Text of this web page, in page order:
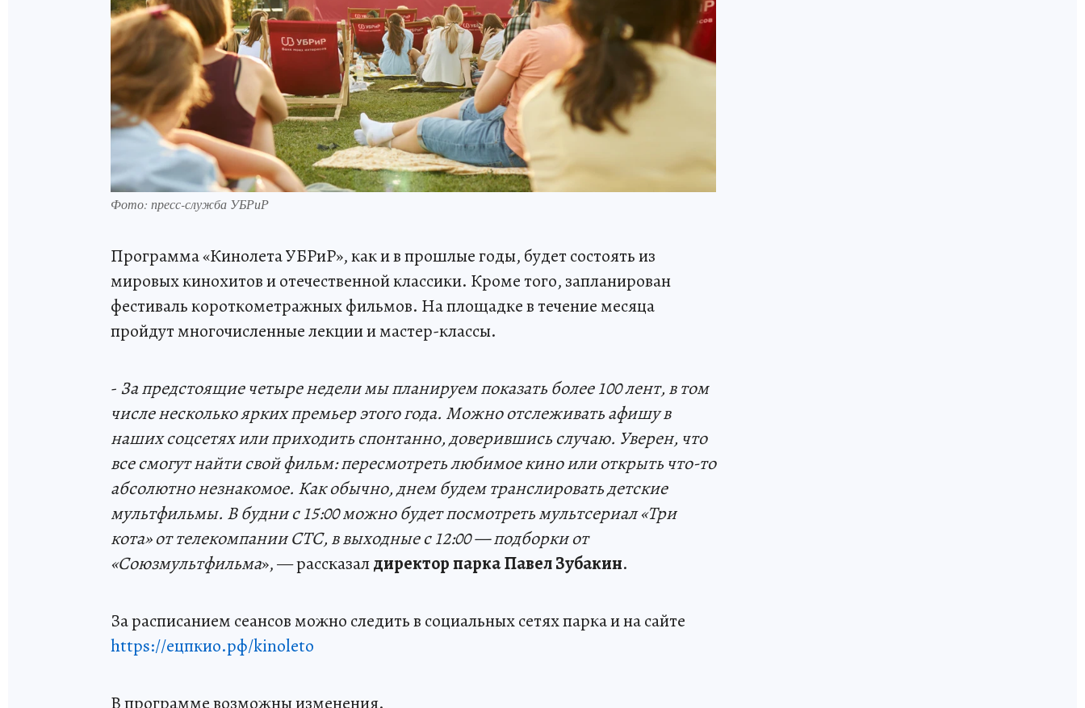
Фото: пресс-служба УБРиР
Программа «Кинолета УБРиР», как и в прошлые годы, будет состоять из
мировых кинохитов и отечественной классики. Кроме того, запланирован
фестиваль короткометражных фильмов. На площадке в течение месяца
пройдут многочисленные лекции и мастер-классы.
- За предстоящие четыре недели мы планируем показать более 100 лент, в том
числе несколько ярких премьер этого года. Можно отслеживать афишу в
наших соцсетях или приходить спонтанно, доверившись случаю. Уверен, что
все смогут найти свой фильм: пересмотреть любимое кино или открыть что-то
абсолютно незнакомое. Как обычно, днем будем транслировать детские
мультфильмы. В будни с 15:00можно будет посмотретьмультсериал «Три
кота» от телекомпании СТС, в выходные с 12:00—подборки от
«Союзмультфильма», — рассказалдиректор парка Павел Зубакин.
За расписанием сеансов можно следить в социальных сетях парка и на сайте
https://ецпкио.рф/kinoleto
В программе возможны изменения.